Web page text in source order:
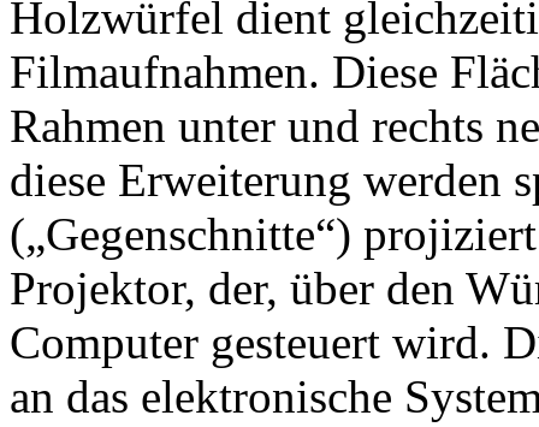
Holzwürfel dient
Filmaufnahmen. Diese
Rahmen unter und rechts
diese Erweiterung werden
(„Gegenschnitte“)
Projektor, der, über den
Computer gesteuert wird.
an das elektronische